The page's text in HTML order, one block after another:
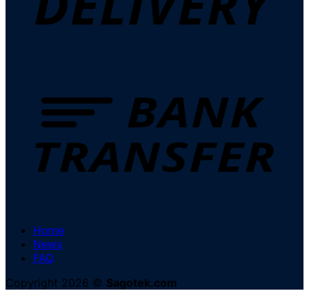
Home
News
FAQ
Copyright 2026 © Sagotek.com